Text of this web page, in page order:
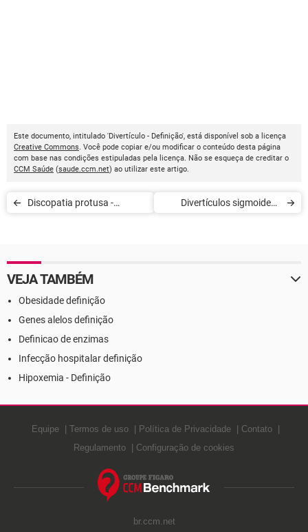
Este documento, intitulado 'Divertículo - Definição', está disponível sob a licença
Creative Commons. Você pode copiar e/ou modificar o conteúdo desta página
com base nas condições estipuladas pela licença. Não se esqueça de creditar o
CCM Saúde (saude.ccm.net) ao utilizar este artigo.
Discopatia protusa -
Divertículos sigmoides -
VEJA TAMBÉM
Obesidade definição
Genes alelos definição
Definicao de enzimas
Infecção hospitalar definição
Hipoxemia - Definição
Equipe Termos de uso Política de Privacidade
Contato
Regulamento
Configuração de cookies
br.ccm.net